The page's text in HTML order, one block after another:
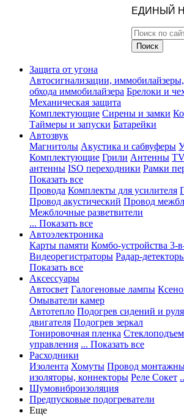
ЕДИНЫЙ
Защита от угона
Автосигнализации,
обхода иммобилайзера Брелоки и
Механическая защита
Комплектующие Сирены и замки
Таймеры и запуски Батарейки
Автозвук
Магнитолы Акустика и сабвуферы
Комплектующие Грили Антенны
антенны ISO переходники Рамки
Показать все
Провода Комплекты для усилителя
Провод акустический Провод
Межблочные разветвители
... Показать все
Автоэлектроника
Карты памяти Комбо-устройства 3-
Видеорегистраторы Радар-
Показать все
Аксессуары
Автосвет Галогеновые лампы
Омыватели камер
Автотепло Подогрев сидений и руля
двигателя Подогрев зеркал
Тонировочная пленка
управления ... Показать все
Расходники
Изолента Хомуты Провод
изоляторы, коннекторы Реле Сокет
Шумовиброизоляция
Предпусковые подогреватели
Еще